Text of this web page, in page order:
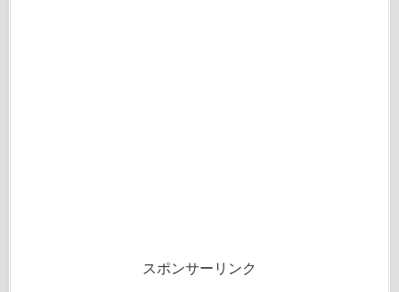
スポンサーリンク